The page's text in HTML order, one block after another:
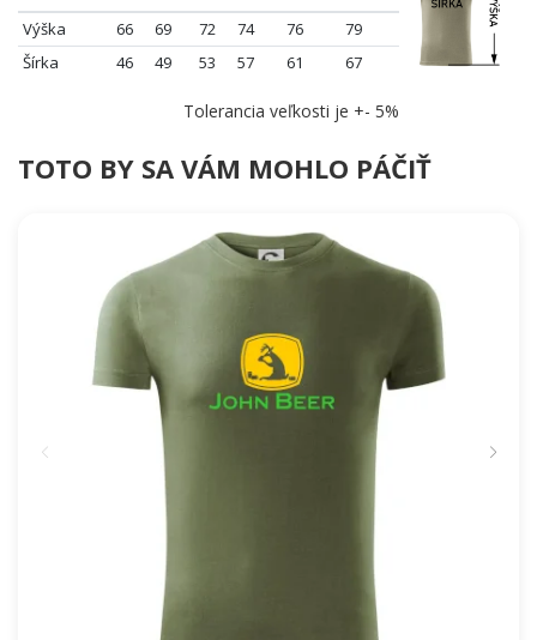
Výška 66 69 72 74 76
79
Šírka
46 49 53 57 61 67
Tolerancia veľkosti je +- 5%
TOTO BY SA VÁM MOHLO PÁČIŤ